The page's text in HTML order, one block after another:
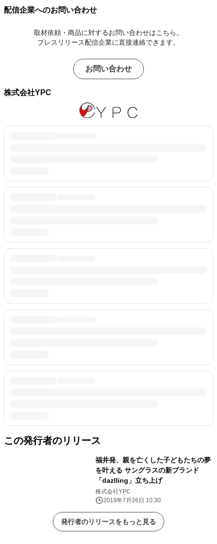
配信企業へのお問い合わせ
取材依頼・商品に対するお問い合わせはこちら。
プレスリリース配信企業に直接連絡できます。
お問い合わせ
株式会社YPC
この発行者のリリース
福井発、親を亡くした子どもたちの夢
を叶える サングラスの新ブランド
「dazlling」立ち上げ
株式会社YPC
2019年7月26日 10:30
発行者のリリースをもっと見る